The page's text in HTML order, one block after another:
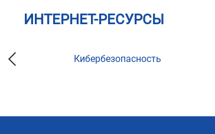
ИНТЕРНЕТ-РЕСУРСЫ
Кибербезопасность